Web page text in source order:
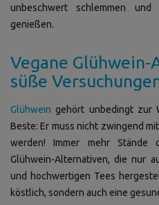
unbeschwert schlemmen und
genießen.
Vegane
süße
Glühwein gehört unbedingt zur
Beste: Er muss nicht zwingend
werden! Immer mehr Stände
Glühwein-Alternativen, die nur
und hochwertigen Tees
köstlich, sondern auch eine